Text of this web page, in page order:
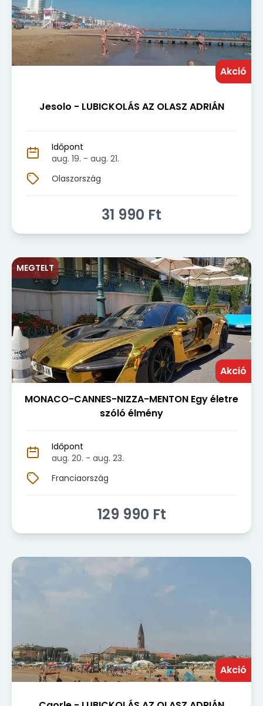
Akció
Jesolo - LUBICKOLÁS AZ OLASZ ADRIÁN
Időpont
aug. 19. - aug. 21.
Olaszország
31 990 Ft
Akció
MEGTELT
MONACO-CANNES-NIZZA-MENTON Egy életre
szóló élmény
Időpont
aug. 20. - aug. 23.
Franciaország
129 990 Ft
Akció